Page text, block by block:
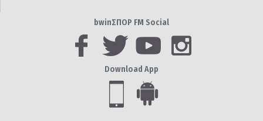
bwinΣΠΟΡ FM Social
Download App